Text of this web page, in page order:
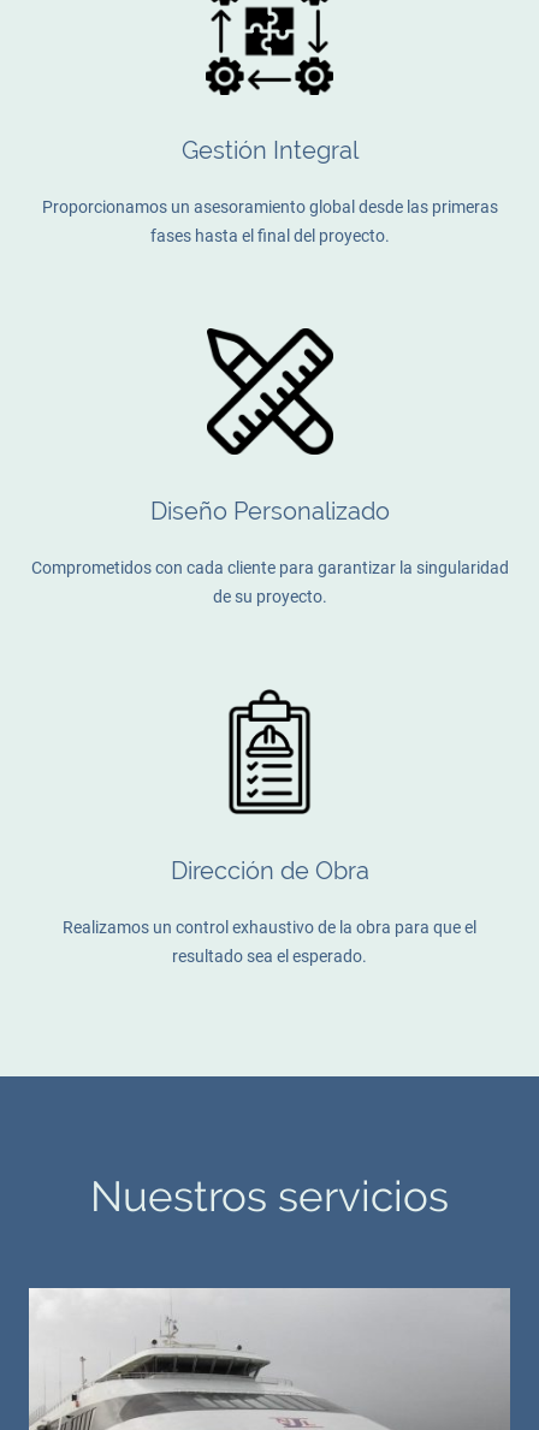
Gestión Integral
Proporcionamos un asesoramiento global desde las primeras
fases hasta el final del proyecto.
Diseño Personalizado
Comprometidos con cada cliente para garantizar la singularidad
de su proyecto.
Dirección de Obra
Realizamos un control exhaustivo de la obra para que el
resultado sea el esperado.
Nuestros servicios